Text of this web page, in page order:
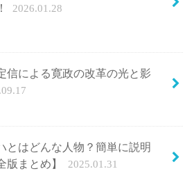
2026.01.28
信による寛政の改革の光と影
とはどんな人物？簡単に説明
版まとめ】
2025.01.31